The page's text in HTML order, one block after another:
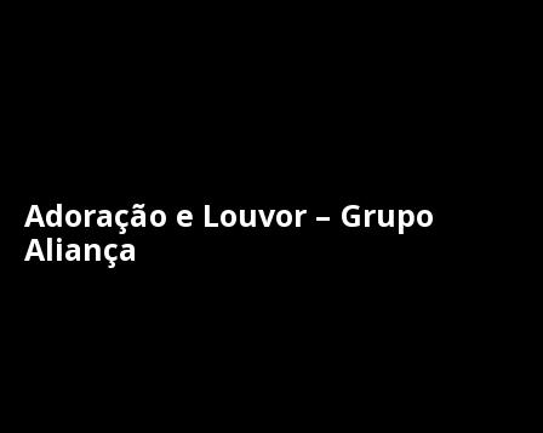
Adoração e Louvor – Grupo
Aliança